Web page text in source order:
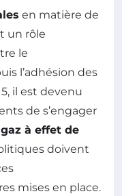
en matière de
un rôle
le
l’adhésion des
il est devenu
de s’engager
à effet de
doivent
mises en place.